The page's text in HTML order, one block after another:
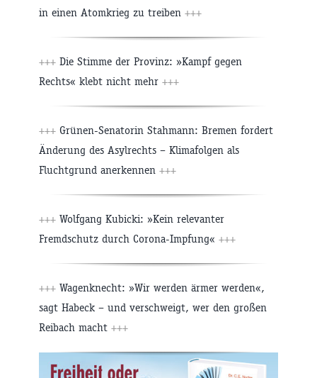
in einen Atomkrieg zu treiben +++
+++ Die Stimme der Provinz: »Kampf gegen
Rechts« klebt nicht mehr +++
+++ Grünen-Senatorin Stahmann: Bremen fordert
Änderung des Asylrechts – Klimafolgen als
Fluchtgrund anerkennen +++
+++ Wolfgang Kubicki: »Kein relevanter
Fremdschutz durch Corona-Impfung« +++
+++ Wagenknecht: »Wir werden ärmer werden«,
sagt Habeck – und verschweigt, wer den großen
Reibach macht +++